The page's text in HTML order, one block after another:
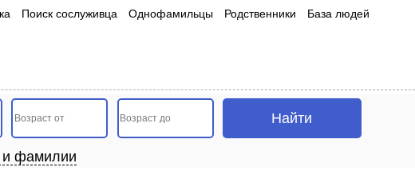
Поиск сослуживца Однофамильцы Родственники База людей
и фамилии